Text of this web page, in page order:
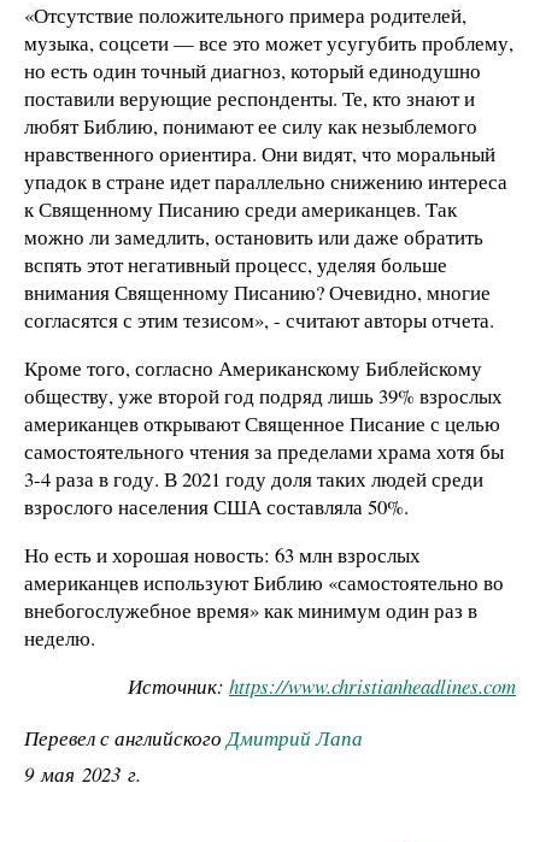
«Отсутствие положительного примера родителей,
музыка, соцсети — все это может усугубить проблему,
но есть один точный диагноз, который единодушно
поставили верующие респонденты. Те, кто знают и
любят Библию, понимают ее силу как незыблемого
нравственного ориентира. Они видят, что моральный
упадок в стране идет параллельно снижению интереса
к Священному Писанию среди американцев. Так
можно ли замедлить, остановить или даже обратить
вспять этот негативный процесс, уделяя больше
внимания Священному Писанию? Очевидно, многие
согласятся с этим тезисом», - считают авторы отчета.
Кроме того, согласно Американскому Библейскому
обществу, уже второй год подряд лишь 39% взрослых
американцев открывают Священное Писание с целью
самостоятельного чтения за пределами храма хотя бы
3-4 раза в году. В 2021 году доля таких людей среди
взрослого населения США составляла 50%.
Но есть и хорошая новость: 63 млн взрослых
американцев используют Библию «самостоятельно во
внебогослужебное время» как минимум один раз в
неделю.
Источник: https://www.christianheadlines.com
Перевел с английского Дмитрий Лапа
9 мая 2023 г.